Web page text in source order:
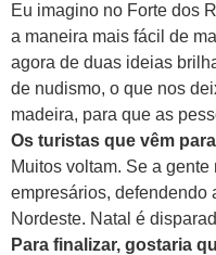
Eu imagino no Forte dos
a maneira mais fácil de
agora de duas ideias
de nudismo, o que nos
madeira, para que as
Os turistas que vêm
Muitos voltam. Se a
empresários, defendendo
Nordeste. Natal é
Para finalizar, gostaria